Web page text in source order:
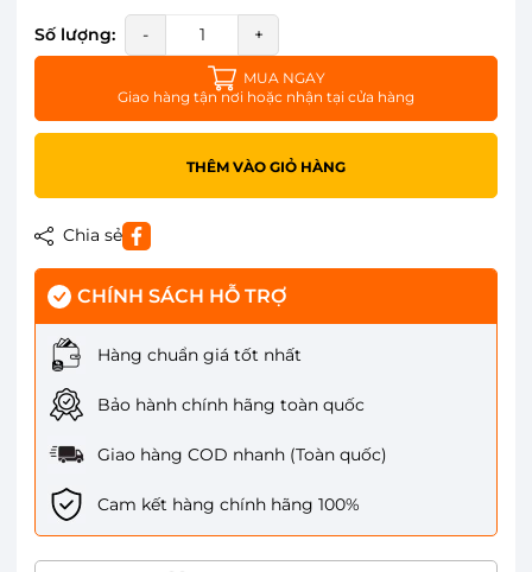
Số lượng: - +
MUA NGAY
Giao hàng tận nơi hoặc nhận tại cửa hàng
THÊM VÀO GIỎ HÀNG
Chia sẻ
CHÍNH SÁCH HỖ TRỢ
Hàng chuẩn giá tốt nhất
Bảo hành chính hãng toàn quốc
Giao hàng COD nhanh (Toàn quốc)
Cam kết hàng chính hãng 100%